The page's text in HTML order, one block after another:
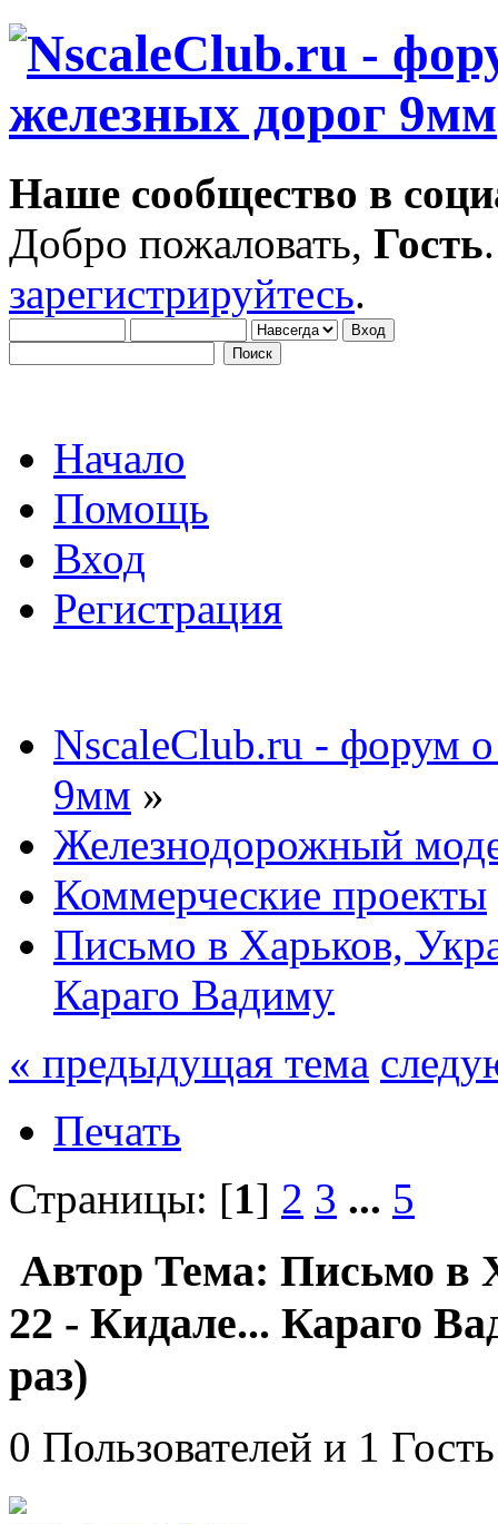
Наше сообщество в
Добро пожаловать, Гость
зарегистрируйтесь.
Начало
Помощь
Вход
Регистрация
NscaleClub.ru - форум
9мм »
Железнодорожный
Коммерческие проекты
Письмо в Харьков,
Караго Вадиму
« предыдущая тема
Печать
Страницы: [1] 2 3 ... 5
Автор Тема: Письмо в
22 - Кидале... Караго
раз)
0 Пользователей и 1